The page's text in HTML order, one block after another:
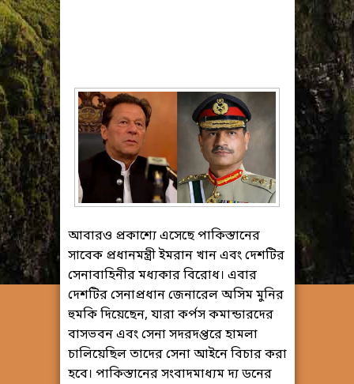
আবারও প্রকাশ্যে এসেছে পাকিস্তানের
সাবেক প্রধানমন্ত্রী ইমরান খান এবং দেশটির
সেনাবাহিনীর মধ্যকার বিরোধ। এবার
দেশটির সেনাপ্রধান জেনারেল অসিম মুনির
হুমকি দিয়েছেন, যারা কর্পস কমান্ডারদের
বাসভবন এবং সেনা সদরদপ্তরে হামলা
চালিয়েছিল তাদের সেনা আইনে বিচার করা
হবে। পাকিস্তানের সংবাদমাধ্যম দ্য ডনের